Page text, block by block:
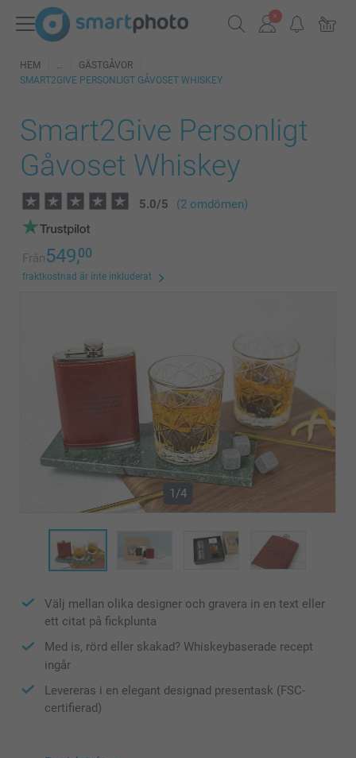
HEM
GÄSTGÅVOR
SMART2GIVE PERSONLIGT GÅVOSET WHISKEY
Smart2Give Personligt
Gåvoset Whiskey
5.0/5 (2 omdömen)
Från549,00
fraktkostnad är inte inkluderat
1/4
Välj mellan olika designer och gravera in en text eller
ett citat på fickplunta
Med is, rörd eller skakad? Whiskeybaserade recept
ingår
Levereras i en elegant designad presentask (FSC-
certifierad)